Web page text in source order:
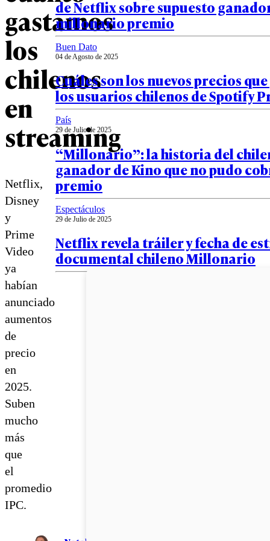
gastamos
los
chilenos
en
streaming
Netflix,
Disney
y
Prime
Video
ya
habían
anunciado
aumentos
de
precio
en
2025.
Suben
mucho
más
que
el
promedio
IPC.
de Netflix sobre supuesto
millonario premio
Buen Dato
04 de Agosto de 2025
Cuáles son los nuevos precios
los usuarios chilenos de Spotify
País
29 de Julio de 2025
“Millonario”: la historia del
ganador de Kino que no pudo
premio
Espectáculos
29 de Julio de 2025
Netflix revela tráiler y fecha de
documental chileno Millonario